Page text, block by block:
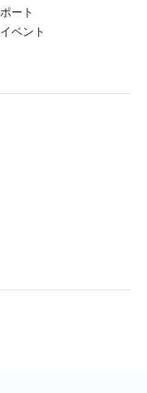
ート
ベント